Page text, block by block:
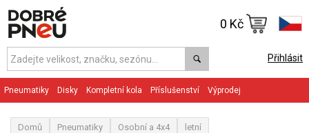
Přihlásit
0 Kč
Pneumatiky Disky Kompletní kola Příslušenství Výprodej
Domů Pneumatiky Osobní a 4x4
letní